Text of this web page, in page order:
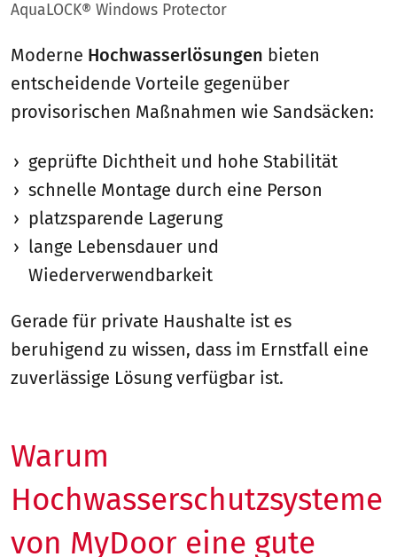
AquaLOCK® Windows Protector
Moderne Hochwasserlösungen bieten
entscheidende Vorteile gegenüber
provisorischen Maßnahmen wie Sandsäcken:
geprüfte Dichtheit und hohe Stabilität
schnelle Montage durch eine Person
platzsparende Lagerung
lange Lebensdauer und
Wiederverwendbarkeit
Gerade für private Haushalte ist es
beruhigend zu wissen, dass im Ernstfall eine
zuverlässige Lösung verfügbar ist.
Warum
Hochwasserschutzsysteme
von MyDoor eine gute